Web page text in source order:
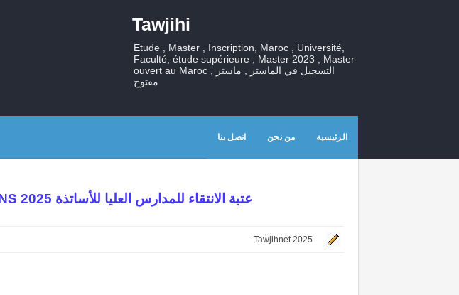
Tawjihi
Etude , Master , Inscription, Maroc , Université,
Faculté, étude supérieure , Master 2023 , Master
ouvert au Maroc , التسجيل في الماستر , ماستر
مفتوح
الرئيسية من نحن اتصل بنا
Seuil ENS 2025 عتبة الانتقاء للمدارس العليا للأساتذة
Tawjihnet 2025